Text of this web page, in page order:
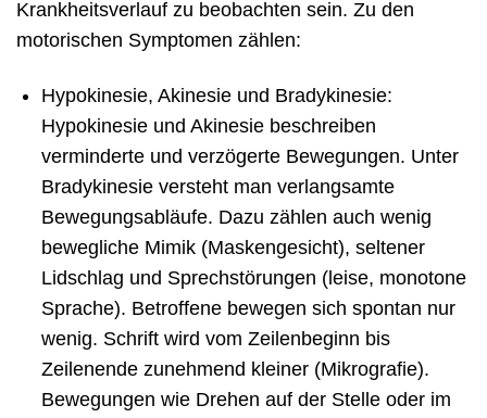
Krankheitsverlauf zu beobachten sein. Zu den
motorischen Symptomen zählen:
Hypokinesie, Akinesie und Bradykinesie:
Hypokinesie und Akinesie beschreiben
verminderte und verzögerte Bewegungen. Unter
Bradykinesie versteht man verlangsamte
Bewegungsabläufe. Dazu zählen auch wenig
bewegliche Mimik (Maskengesicht), seltener
Lidschlag und Sprechstörungen (leise, monotone
Sprache). Betroffene bewegen sich spontan nur
wenig. Schrift wird vom Zeilenbeginn bis
Zeilenende zunehmend kleiner (Mikrografie).
Bewegungen wie Drehen auf der Stelle oder im